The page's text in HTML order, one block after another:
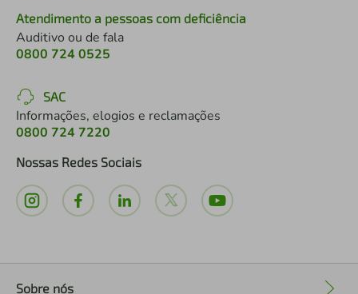
Atendimento a pessoas com deficiência
Auditivo ou de fala
0800 724 0525
SAC
Informações, elogios e reclamações
0800 724 7220
Nossas Redes Sociais
Sobre nós